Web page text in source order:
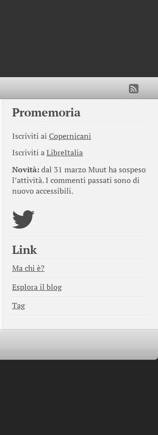
Promemoria
Iscriviti ai Copernicani
Iscriviti aLibreItalia
Novità:dal 31 marzo Muut ha sospeso
l’attività. I commenti passati sono di
nuovo accessibili.
Link
Ma chi è?
Esplora il blog
Tag